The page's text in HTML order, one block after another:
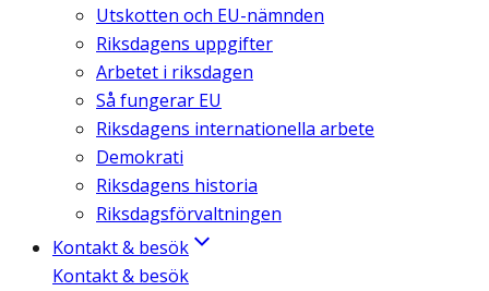
Utskotten och EU-nämnden
Riksdagens uppgifter
Arbetet i riksdagen
Så fungerar EU
Riksdagens internationella arbete
Demokrati
Riksdagens historia
Riksdagsförvaltningen
Kontakt & besök
Kontakt & besök